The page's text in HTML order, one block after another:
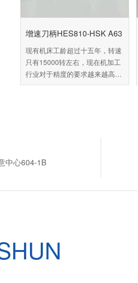
增速刀柄HES810-HSK A63
现有机床工龄超过十五年，转速
只有15000转左右，现在机加工
行业对于精度的要求越来越高，
这台机床已经难以达到用户的标
NSK的CNC加工中心增速刀柄
HES810-HSK A63，下面为您详
细介绍这款产品。
中心604-1B